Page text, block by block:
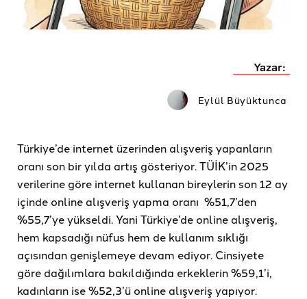
Yazar:
Eylül Büyüktunca
Türkiye’de internet üzerinden alışveriş yapanların
oranı son bir yılda artış gösteriyor. TÜİK’in 2025
verilerine göre internet kullanan bireylerin son 12 ay
içinde online alışveriş yapma oranı %51,7’den
%55,7’ye yükseldi. Yani Türkiye’de online alışveriş,
hem kapsadığı nüfus hem de kullanım sıklığı
açısından genişlemeye devam ediyor. Cinsiyete
göre dağılımlara bakıldığında erkeklerin %59,1’i,
kadınların ise %52,3’ü online alışveriş yapıyor.